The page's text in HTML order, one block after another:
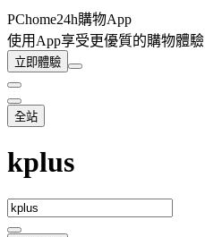
PChome24h購物App
使用App享受更優質的購物體驗
立即體驗
全站
kplus